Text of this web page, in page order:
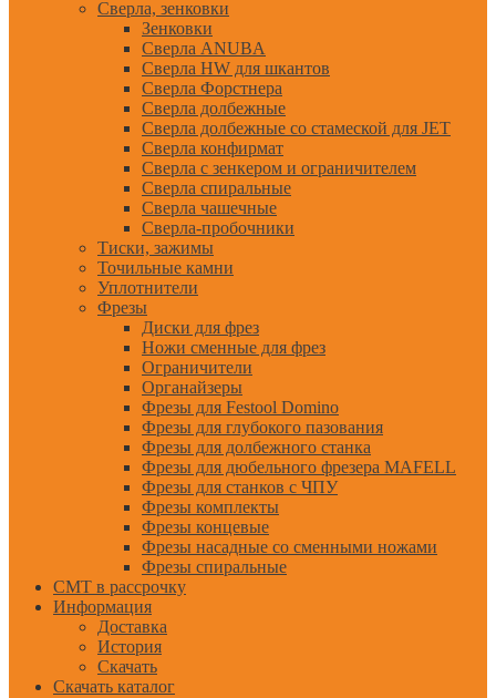
Сверла, зенковки
Зенковки
Сверла ANUBA
Сверла HW для шкантов
Сверла Форстнера
Сверла долбежные
Сверла долбежные со стамеской для JET
Сверла конфирмат
Сверла с зенкером и ограничителем
Сверла спиральные
Сверла чашечные
Сверла-пробочники
Тиски, зажимы
Точильные камни
Уплотнители
Фрезы
Диски для фрез
Ножи сменные для фрез
Ограничители
Органайзеры
Фрезы для Festool Domino
Фрезы для глубокого пазования
Фрезы для долбежного станка
Фрезы для дюбельного фрезера MAFELL
Фрезы для станков с ЧПУ
Фрезы комплекты
Фрезы концевые
Фрезы насадные со сменными ножами
Фрезы спиральные
CMT в рассрочку
Информация
Доставка
История
Скачать
Скачать каталог